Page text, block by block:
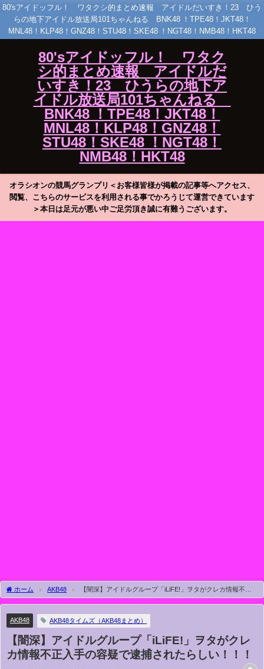
80'sアイドッフル！ ワタクシ的まとめ速報 アイドルだいすき！23 ひう
らの地下アイドル放送局101ちゃんねる BNK48 ！TPE48！JKT48！
MNL48！KLP48！GNZ48！STU48！SKE48 ！NGT48！NMB48！HKT48
80'sアイドッフル！ ワタク
シ的まとめ速報 アイドルだ
いすき！23 ひうらの地下ア
イドル放送局101ちゃんねる
BNK48 ！TPE48！JKT48！
MNL48！KLP48！GNZ48！
STU48！SKE48 ！NGT48！
NMB48！HKT48
オラシオンの競馬グランプリ＜お客様皆様が掲載の記事等へアクセス、
閲覧、こちらのサービスを利用される事でかろうじて運営できています
＞本日は足元が悪い中ご足労頂き誠に有難うございます。
ホーム AKB48
【闇深】アイドルグループ「iLiFE!」ヲタがクレカ情報不正
入手の容疑で逮捕されたらしい！！！
AKB48 AKB48タイムズ（AKB48まとめ）
【闇深】アイドルグループ「iLiFE!」ヲタがクレ
カ情報不正入手の容疑で逮捕されたらしい！！！